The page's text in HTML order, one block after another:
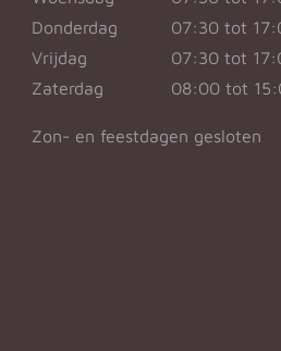
Donderdag
07:30 tot
Vrijdag
07:30 tot
Zaterdag
08:00 tot
Zon- en feestdagen gesloten